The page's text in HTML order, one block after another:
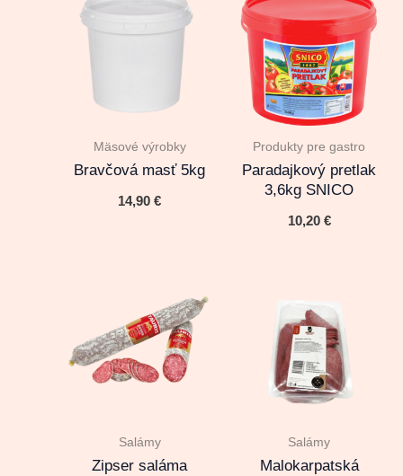
Mäsové výrobky
Bravčová masť 5kg
14,90€
Produkty pre gastro
Paradajkový pretlak
3,6kg SNICO
10,20 €
Salámy
Zipser saláma
Salámy
Malokarpatská